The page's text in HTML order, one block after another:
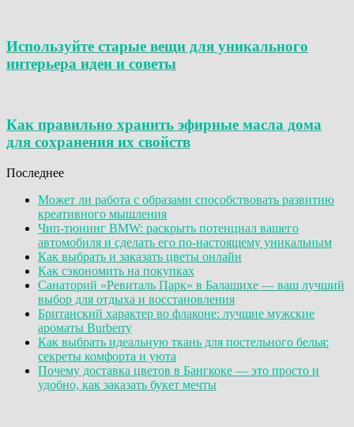
Используйте старые вещи для уникального
интерьера идеи и советы
Как правильно хранить эфирные масла дома
для сохранения их свойств
Последнее
Может ли работа с образами способствовать развитию
креативного мышления
Чип-тюнинг BMW: раскрыть потенциал вашего
автомобиля и сделать его по-настоящему уникальным
Как выбрать и заказать цветы онлайн
Как сэкономить на покупках
Санаторий «Ревиталь Парк» в Балашихе — ваш лучший
выбор для отдыха и восстановления
Британский характер во флаконе: лучшие мужские
ароматы Burberry
Как выбрать идеальную ткань для постельного белья:
секреты комфорта и уюта
Почему доставка цветов в Бангкоке — это просто и
удобно, как заказать букет мечты